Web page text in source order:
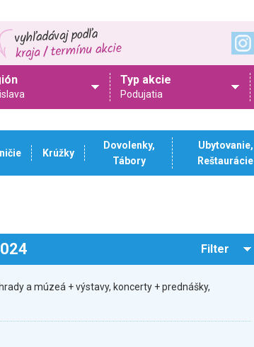
Typ akcie
Podujatia
Krúžky
Dovolenky,
Tábory
Ubytovanie,
Reštaurácie
Filter
a múzeá + výstavy, koncerty + prednášky,